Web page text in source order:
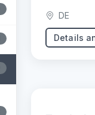
DE
Details